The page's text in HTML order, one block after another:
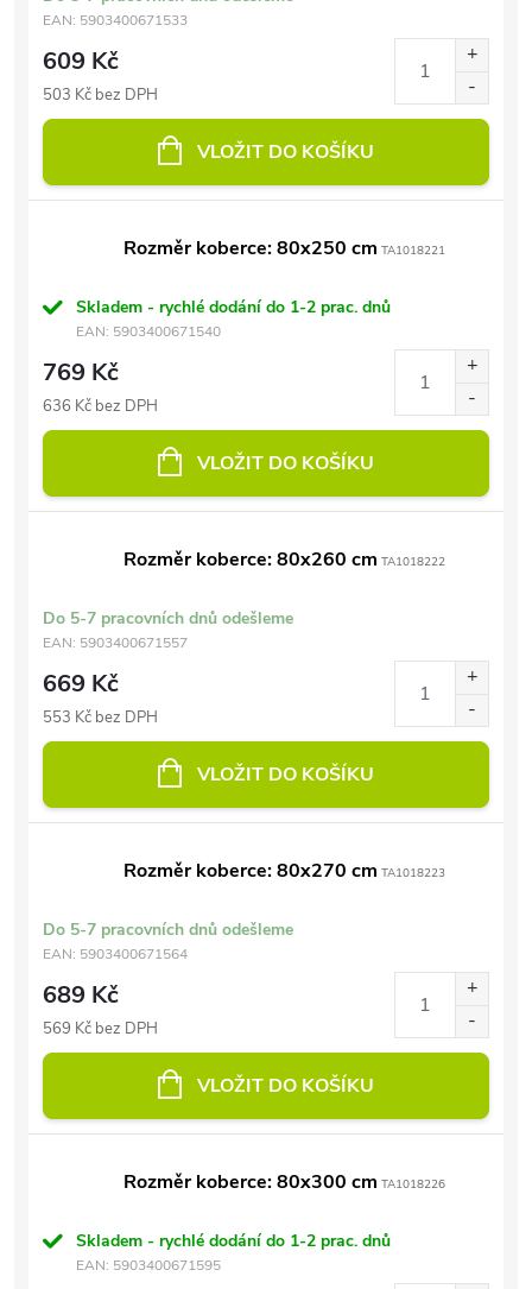
EAN: 5903400671533
609 Kč
503 Kč bez DPH
VLOŽIT DO KOŠÍKU
Rozměr koberce: 80x250 cm TA1018221
Skladem - rychlé dodání do 1-2 prac. dnů
EAN: 5903400671540
769 Kč
636 Kč bez DPH
VLOŽIT DO KOŠÍKU
Rozměr koberce: 80x260 cm TA1018222
Do 5-7 pracovních dnů odešleme
EAN: 5903400671557
669 Kč
553 Kč bez DPH
VLOŽIT DO KOŠÍKU
Rozměr koberce: 80x270 cm TA1018223
Do 5-7 pracovních dnů odešleme
EAN: 5903400671564
689 Kč
569 Kč bez DPH
VLOŽIT DO KOŠÍKU
Rozměr koberce: 80x300 cm TA1018226
Skladem - rychlé dodání do 1-2 prac. dnů
EAN: 5903400671595